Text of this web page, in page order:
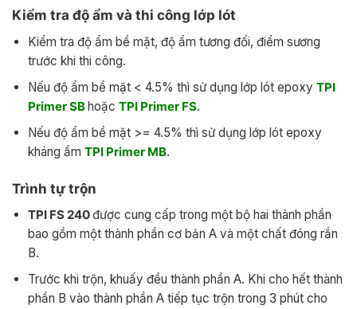
Kiểm tra độ ẩm và thi công lớp lót
Kiểm tra độ ẩm bề mặt, độ ẩm tương đối, điểm sương
trước khi thi công.
Nếu độ ẩm bề mặt < 4.5% thì sử dụng lớp lót epoxy TPI
Primer SBhoặc TPI Primer FS.
Nếu độ ẩm bề mặt >= 4.5% thì sử dụng lớp lót epoxy
kháng ẩm TPI Primer MB.
Trình tự trộn
TPI FS 240được cung cấp trong một bộ hai thành phần
bao gồm một thành phần cơ bản A và một chất đóng rắn
B.
Trước khi trộn, khuấy đều thành phần A. Khi cho hết thành
phần B vào thành phần A tiếp tục trộn trong 3 phút cho